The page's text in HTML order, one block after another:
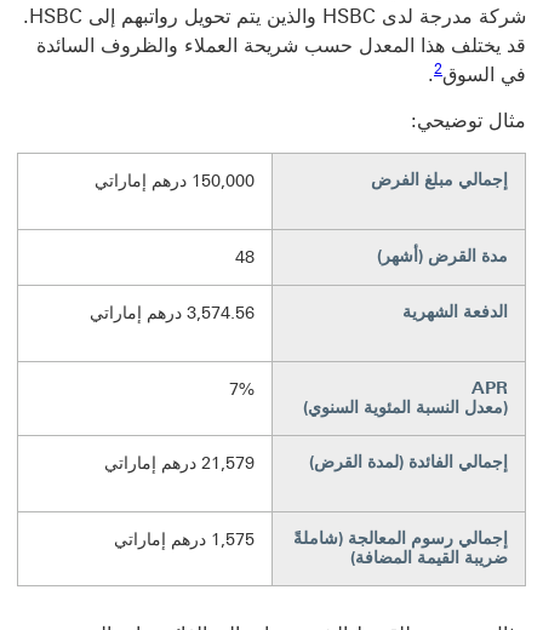
شركة مدرجة لدى HSBC والذين يتم تحويل رواتبهم إلى HSBC.
قد يختلف هذا المعدل حسب شريحة العملاء والظروف السائدة
في السوق2 رابط الحاشية السفلية 2
.
مثال توضيحي:
إجمالي مبلغ الفرض 150,000 درهم إماراتي
مدة القرض (أشهر) 48
الدفعة الشهرية 3,574.56 درهم إماراتي
APR
(معدل النسبة المئوية السنوي)
7%
إجمالي الفائدة (لمدة القرض) 21,579 درهم إماراتي
إجمالي رسوم المعالجة (شاملةً
ضريبة القيمة المضافة‬)
1,575 درهم إماراتي